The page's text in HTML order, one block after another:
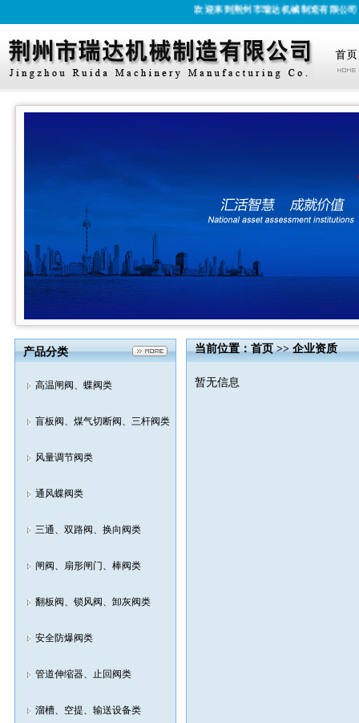
欢迎来到荆州市瑞达机械制造有限公司！
产品分类
高温闸阀、蝶阀类
盲板阀、煤气切断阀、三杆阀类
风量调节阀类
通风蝶阀类
三通、双路阀、换向阀类
闸阀、扇形闸门、棒阀类
翻板阀、锁风阀、卸灰阀类
安全防爆阀类
管道伸缩器、止回阀类
溜槽、空提、输送设备类
当前位置：首页>>企业资质
暂无信息